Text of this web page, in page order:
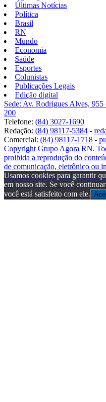
Últimas Notícias
Política
Brasil
RN
Mundo
Economia
Saúde
Esportes
Colunistas
Publicações Legais
Edição digital
Sede: Av. Rodrigues Alves,
200
Telefone: (84) 3027-1690
Redação: (84) 98117-5384 -
Comercial: (84) 98117-1718 -
Copyright Grupo Agora RN.
proibida a reprodução do
de comunicação, eletrônico ou
Usamos cookies para garantir
em nosso site. Se você
você está satisfeito com ele.